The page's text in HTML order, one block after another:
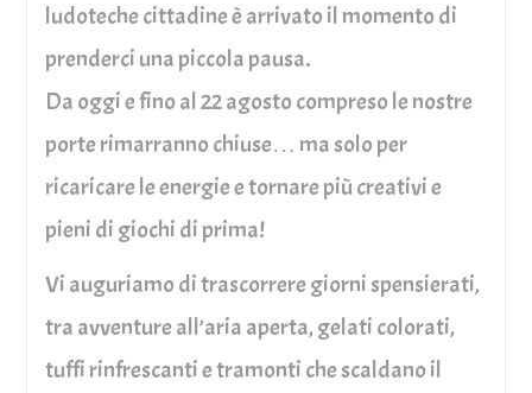
ludoteche cittadine è arrivato il momento di
prenderci una piccola pausa.
Da oggi e fino al 22 agosto compreso le nostre
porte rimarranno chiuse… ma solo per
ricaricare le energie e tornare più creativi e
pieni di giochi di prima!
Vi auguriamo di trascorrere giorni spensierati,
tra avventure all’aria aperta, gelati colorati,
tuffi rinfrescanti e tramonti che scaldano il